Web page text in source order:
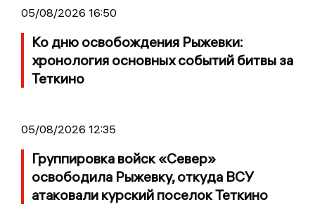
05/08/2026 16:50
Ко дню освобождения Рыжевки:
хронология основных событий битвы за
Теткино
05/08/2026 12:35
Группировка войск «Север»
освободила Рыжевку, откуда ВСУ
атаковали курский поселок Теткино